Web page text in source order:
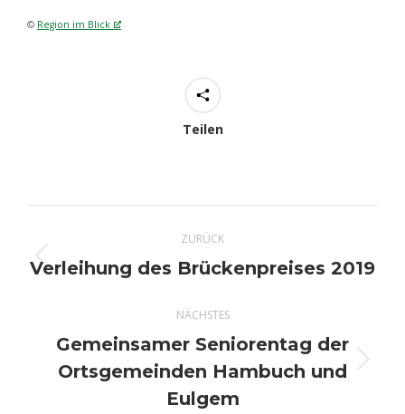
© Region im Blick
Teilen
Kommentarnavigation
ZURÜCK
Vorheriger
Verleihung des Brückenpreises 2019
NÄCHSTES
Nächster
Beitrag:
Gemeinsamer Seniorentag der
Ortsgemeinden Hambuch und
Eulgem